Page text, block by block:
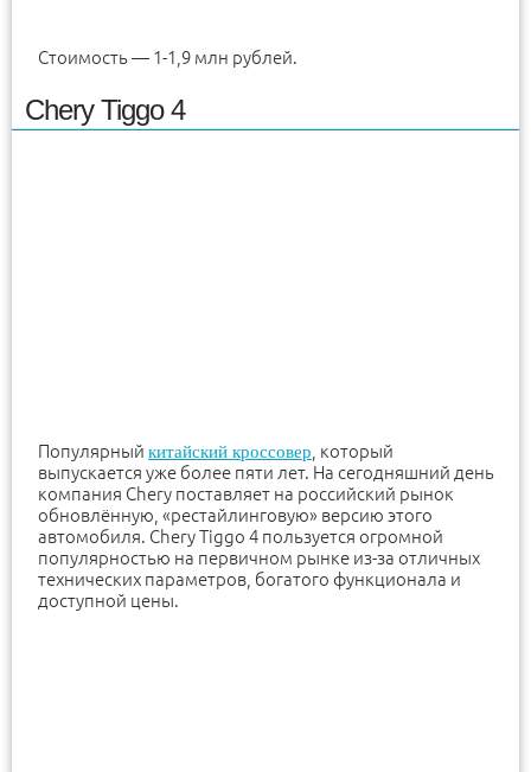
Стоимость — 1-1,9 млн рублей.
Chery Tiggo 4
Популярный китайский кроссовер, который
выпускается уже более пяти лет. На сегодняшний день
компания Chery поставляет на российский рынок
обновлённую, «рестайлинговую» версию этого
автомобиля. Chery Tiggo 4 пользуется огромной
популярностью на первичном рынке из-за отличных
технических параметров, богатого функционала и
доступной цены.